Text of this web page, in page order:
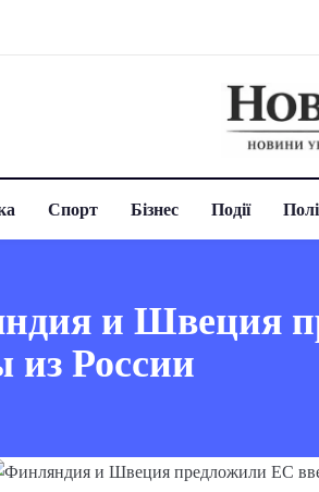
Спорт Бізнес Події
и Швеция
из России